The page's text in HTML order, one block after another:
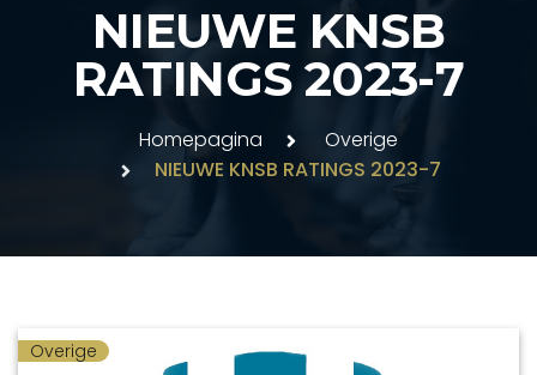
NIEUWE KNSB
RATINGS 2023-7
Homepagina
Overige
NIEUWE KNSB RATINGS 2023-7
Overige